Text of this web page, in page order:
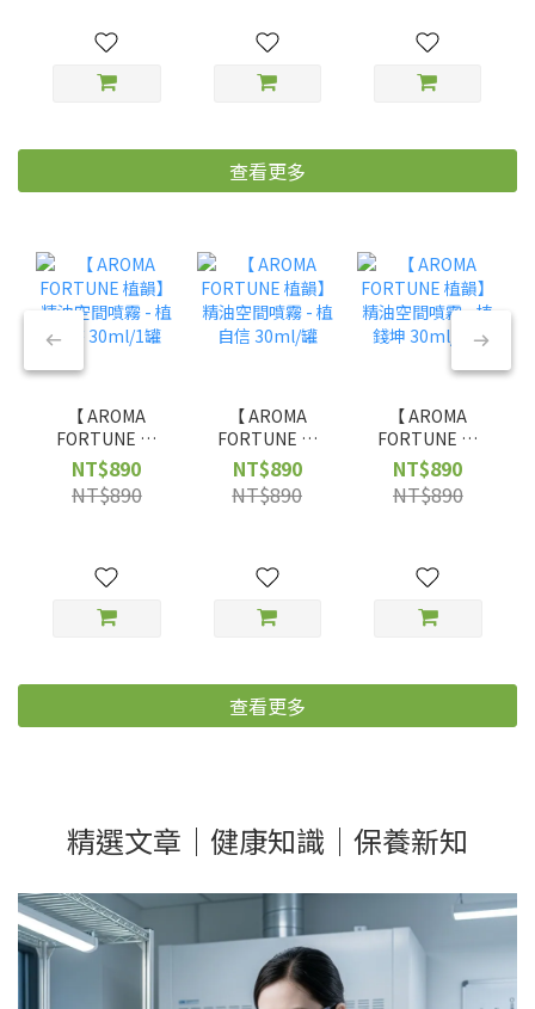
查看更多
【 AROMA
FORTUNE 植
韻】精油空間噴
霧 - 植桃花
30ml/1罐
NT$890
NT$890
【 AROMA
FORTUNE 植
韻】精油空間噴
霧 - 植自信
30ml/罐
NT$890
NT$890
【 AROMA
FORTUNE 植
韻】精油空間噴
霧 - 植錢坤
30ml/1罐
NT$890
NT$890
查看更多
精選文章｜健康知識｜保養新知